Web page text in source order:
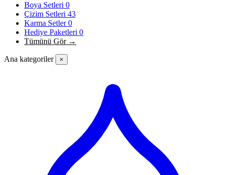
Boya Setleri 0
Çizim Setleri 43
Karma Setler0
Hediye Paketleri 0
Tümünü Gör →
Ana kategoriler ×